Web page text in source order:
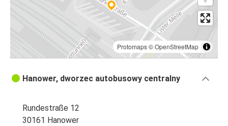
Protomaps©OpenStreetMap
Hanower, dworzec autobusowy centralny
Rundestraße 12
30161 Hanower